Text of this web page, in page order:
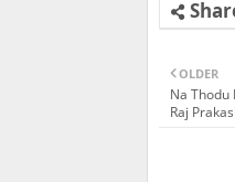
OLDER
Na
Raj